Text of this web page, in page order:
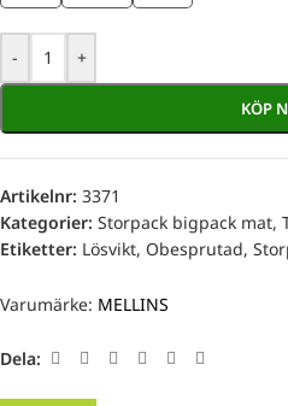
- +
KÖP
Artikelnr: 3371
Kategorier: Storpack bigpack mat,
Etiketter: Lösvikt, Obesprutad,
Varumärke: MELLINS
Dela: